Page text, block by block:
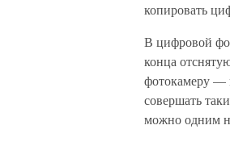
копировать
В цифровой
конца
фотокамеру —
совершать
можно одним